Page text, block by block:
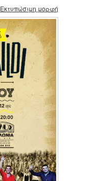
Εκτυπώσιμη μορφή